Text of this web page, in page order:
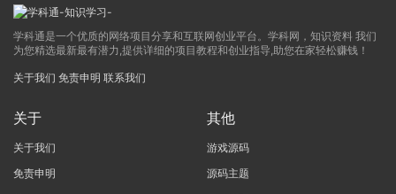
学科通是一个优质的网络项目分享和互联网创业平台。学科网，知识资料 我们
为您精选最新最有潜力,提供详细的项目教程和创业指导,助您在家轻松赚钱！
关于我们 免责申明 联系我们
关于
关于我们
免责申明
其他
游戏源码
源码主题